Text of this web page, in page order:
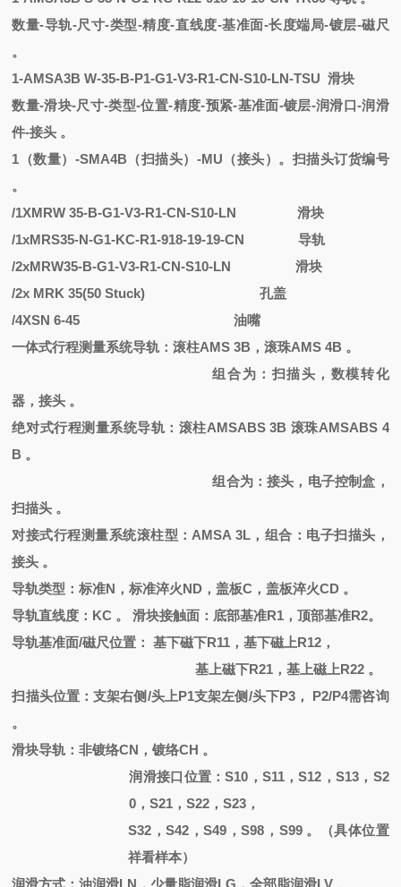
数量-导轨-尺寸-类型-精度-直线度-基准面-长度端局-镀层-磁尺
。
1-AMSA3B W-35-B-P1-G1-V3-R1-CN-S10-LN-TSU 滑块
数量-滑块-尺寸-类型-位置-精度-预紧-基准面-镀层-润滑口-润滑
件-接头 。
1（数量）-SMA4B（扫描头）-MU（接头）。扫描头订货编号
。
/1XMRW 35-B-G1-V3-R1-CN-S10-LN
滑块
/1xMRS35-N-G1-KC-R1-918-19-19-CN
导轨
/2xMRW35-B-G1-V3-R1-CN-S10-LN
滑块
/2x MRK 35(50 Stuck)
孔盖
/4XSN 6-45
油嘴
一体式行程测量系统导轨：滚柱AMS 3B，滚珠AMS 4B 。
组合为：扫描头，数模转化
器，接头 。
绝对式行程测量系统导轨：滚柱AMSABS 3B 滚珠AMSABS 4
B 。
组合为：接头，电子控制盒，
扫描头 。
对接式行程测量系统滚柱型： AMSA 3L，组合：电子扫描头，
接头 。
导轨类型：标准N，标准淬火ND，盖板C，盖板淬火CD 。
导轨直线度： KC 。 滑块接触面：底部基准R1，顶部基准R2。
导轨基准面/磁尺位置： 基下磁下R11，基下磁上R12，
基上磁下R21，基上磁上R22 。
扫描头位置：支架右侧/头上P1支架左侧/头下P3， P2/P4需咨询
。
滑块导轨：非镀络CN ，镀络CH 。
润滑接口位置：S10，S11，S12，S13，S2
0，S21，S22，S23，
S32，S42，S49，S98，S99 。（具体位置
祥看样本）
润滑方式：油润滑LN，少量脂润滑LG，全部脂润滑LV 。